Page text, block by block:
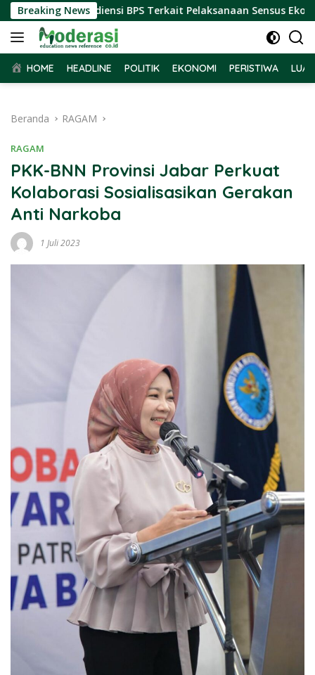
Langsung
ke
konten
Breaking News
Terima Audiensi BPS Terkait Pelaksanaan Sensus Ekonomi
HOME HEADLINE POLITIK EKONOMI PERISTIWA
Beranda RAGAM
RAGAM
PKK-BNN Provinsi Jabar Perkuat
Kolaborasi Sosialisasikan Gerakan
Anti Narkoba
1 Juli 2023